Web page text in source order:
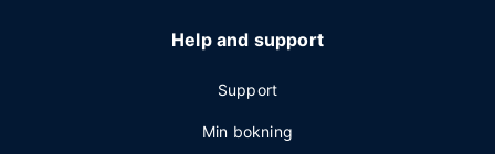
Help and support
Support
Min bokning